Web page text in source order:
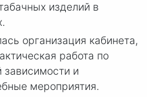
изделий в
организация кабинета,
работа по
зависимости и
мероприятия.